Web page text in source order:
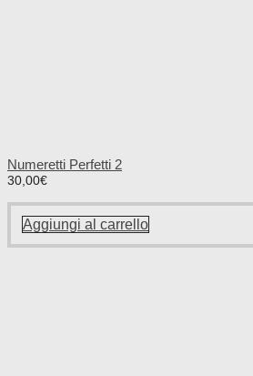
Numeretti Perfetti 2
30,00€
Aggiungi al carrello